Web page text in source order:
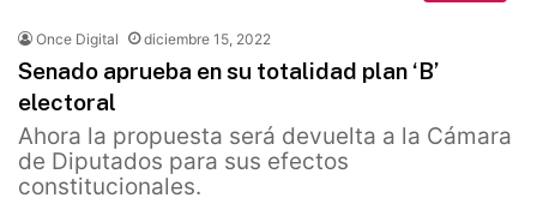
Once Digital diciembre 15, 2022
Senado aprueba en su totalidad plan ‘B’
electoral
Ahora la propuesta será devuelta a la Cámara
de Diputados para sus efectos
constitucionales.